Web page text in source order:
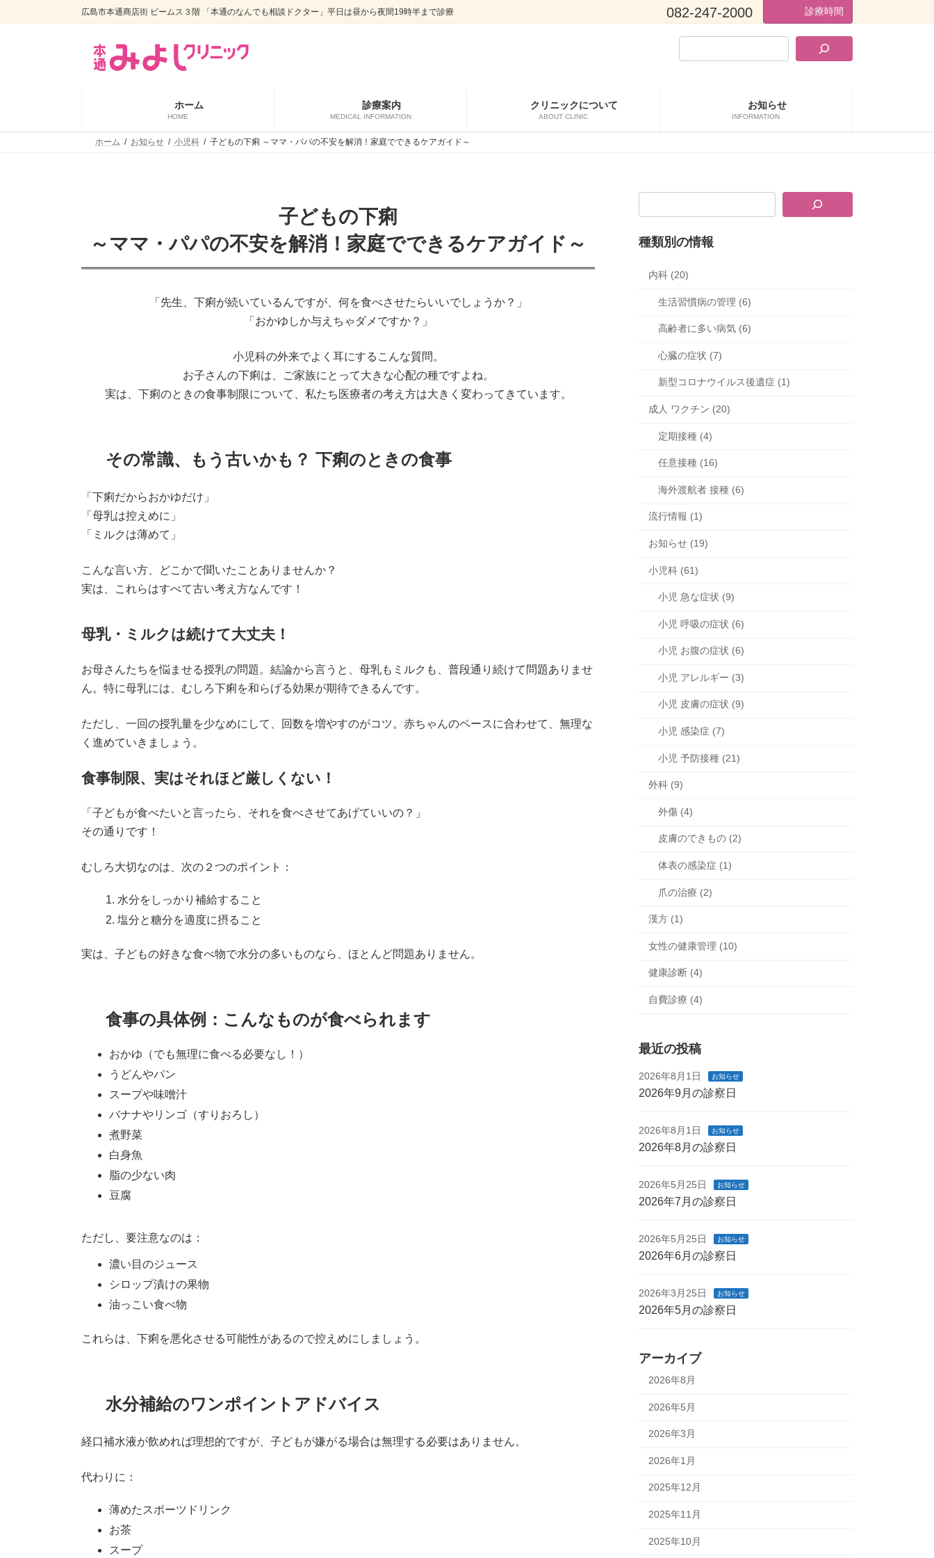
広島市本通商店街 ビームス３階 「本通のなんでも相談ドクター」平日は昼から夜間19時半まで診療 082-247-2000 診療時間
ホーム
HOME
診療案内
MEDICAL INFORMATION
クリニックについて
ABOUT CLINIC
お知らせ
INFORMATION
ホーム お知らせ 小児科 子どもの下痢 ～ママ・パパの不安を解消！家庭でできるケアガイド～
子どもの下痢
～ママ・パパの不安を解消！家庭でできるケアガイド～
「先生、下痢が続いているんですが、何を食べさせたらいいでしょうか？」
「おかゆしか与えちゃダメですか？」
小児科の外来でよく耳にするこんな質問。
お子さんの下痢は、ご家族にとって大きな心配の種ですよね。
実は、下痢のときの食事制限について、私たち医療者の考え方は大きく変わってきています。
その常識、もう古いかも？ 下痢のときの食事
「下痢だからおかゆだけ」
「母乳は控えめに」
「ミルクは薄めて」
こんな言い方、どこかで聞いたことありませんか？
実は、これらはすべて古い考え方なんです！
母乳・ミルクは続けて大丈夫！
お母さんたちを悩ませる授乳の問題。結論から言うと、母乳もミルクも、普段通り続けて問題ありませ
ん。特に母乳には、むしろ下痢を和らげる効果が期待できるんです。
ただし、一回の授乳量を少なめにして、回数を増やすのがコツ。赤ちゃんのペースに合わせて、無理な
く進めていきましょう。
食事制限、実はそれほど厳しくない！
「子どもが食べたいと言ったら、それを食べさせてあげていいの？」
その通りです！
むしろ大切なのは、次の２つのポイント：
水分をしっかり補給すること
塩分と糖分を適度に摂ること
実は、子どもの好きな食べ物で水分の多いものなら、ほとんど問題ありません。
食事の具体例：こんなものが食べられます
おかゆ（でも無理に食べる必要なし！）
うどんやパン
スープや味噌汁
バナナやリンゴ（すりおろし）
煮野菜
白身魚
脂の少ない肉
豆腐
ただし、要注意なのは：
濃い目のジュース
シロップ漬けの果物
油っこい食べ物
これらは、下痢を悪化させる可能性があるので控えめにしましょう。
水分補給のワンポイントアドバイス
経口補水液が飲めれば理想的ですが、子どもが嫌がる場合は無理する必要はありません。
代わりに：
薄めたスポーツドリンク
お茶
スープ
種類別の情報
内科 (20)
生活習慣病の管理 (6)
高齢者に多い病気 (6)
心臓の症状 (7)
新型コロナウイルス後遺症 (1)
成人 ワクチン (20)
定期接種 (4)
任意接種 (16)
海外渡航者 接種 (6)
流行情報 (1)
お知らせ (19)
小児科 (61)
小児 急な症状 (9)
小児 呼吸の症状 (6)
小児 お腹の症状 (6)
小児 アレルギー (3)
小児 皮膚の症状 (9)
小児 感染症 (7)
小児 予防接種 (21)
外科 (9)
外傷 (4)
皮膚のできもの (2)
体表の感染症 (1)
爪の治療 (2)
漢方 (1)
女性の健康管理 (10)
健康診断 (4)
自費診療 (4)
最近の投稿
2026年8月1日 お知らせ
2026年9月の診察日
2026年8月1日 お知らせ
2026年8月の診察日
2026年5月25日 お知らせ
2026年7月の診察日
2026年5月25日 お知らせ
2026年6月の診察日
2026年3月25日 お知らせ
2026年5月の診察日
アーカイブ
2026年8月
2026年5月
2026年3月
2026年1月
2025年12月
2025年11月
2025年10月